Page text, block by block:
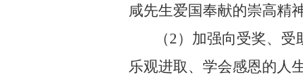
咸先生爱国奉献的崇高精
（2）加强向受奖、受
乐观进取、学会感恩的人